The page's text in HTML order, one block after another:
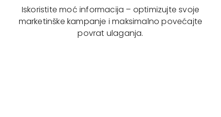
Iskoristite moć informacija – optimizujte svoje
marketinške kampanje i maksimalno povećajte
povrat ulaganja.